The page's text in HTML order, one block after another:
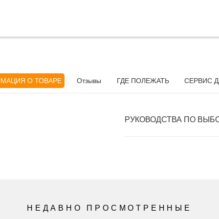
О ТОВАРЕ Отзывы ГДЕ ПОЛЕЖАТЬ СЕРВИС
РУКОВОДСТВА ПО
НЕДАВНО ПРОСМОТРЕННЫЕ